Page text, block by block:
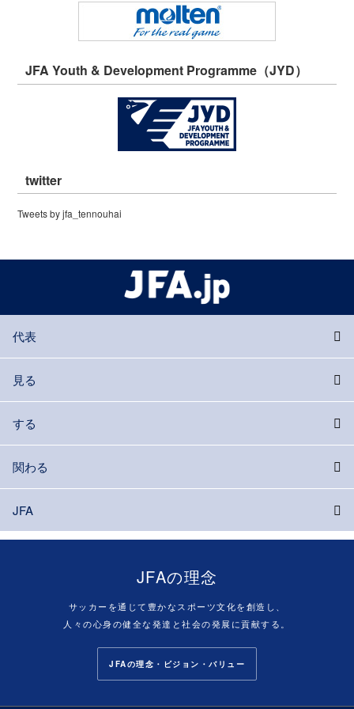
JFA Youth & Development Programme（JYD）
twitter
Tweets by jfa_tennouhai
代表
見る
する
関わる
JFA
JFAの理念
サッカーを通じて豊かなスポーツ文化を創造し、
人々の心身の健全な発達と社会の発展に貢献する。
JFAの理念・ビジョン・バリュー